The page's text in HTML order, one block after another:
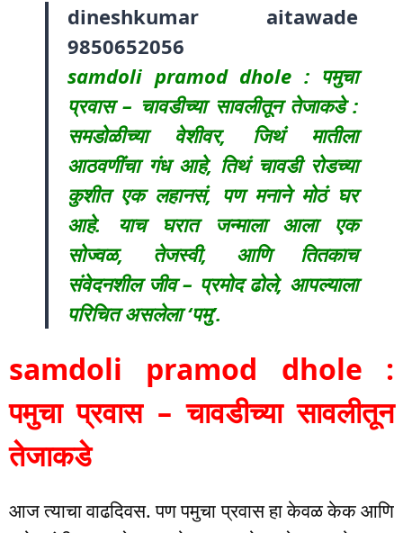
dineshkumar aitawade
9850652056
samdoli pramod dhole : पमुचा
प्रवास – चावडीच्या सावलीतून तेजाकडे :
समडोळीच्या वेशीवर, जिथं मातीला
आठवणींचा गंध आहे, तिथं चावडी रोडच्या
कुशीत एक लहानसं, पण मनाने मोठं घर
आहे. याच घरात जन्माला आला एक
सोज्वळ, तेजस्वी, आणि तितकाच
संवेदनशील जीव – प्रमोद ढोले, आपल्याला
परिचित असलेला ‘पमु’.
samdoli pramod dhole :
पमुचा प्रवास – चावडीच्या सावलीतून
तेजाकडे
आज त्याचा वाढदिवस. पण पमुचा प्रवास हा केवळ केक आणि